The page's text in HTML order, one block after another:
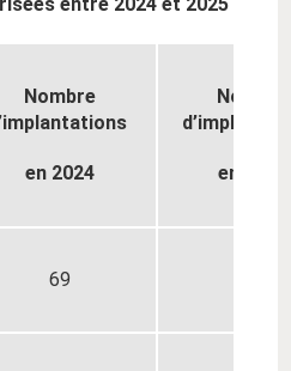
Nombre
en 2024
Nombre
en 2025
69